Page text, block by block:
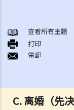
C. 离婚（先决
A. 概述
B. 香港认可的婚姻关系
1. 如果我在香港以外
2. 我在香港以外的地
记结婚吗？
查看所有主題
打印
電郵